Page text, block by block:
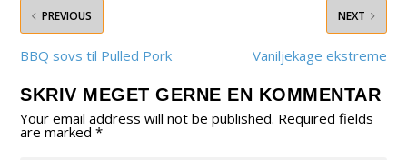
PREVIOUS
BBQ sovs til Pulled Pork
NEXT
Vaniljekage ekstreme
SKRIV MEGET GERNE EN KOMMENTAR
Your email address will not be published. Required fields
are marked*